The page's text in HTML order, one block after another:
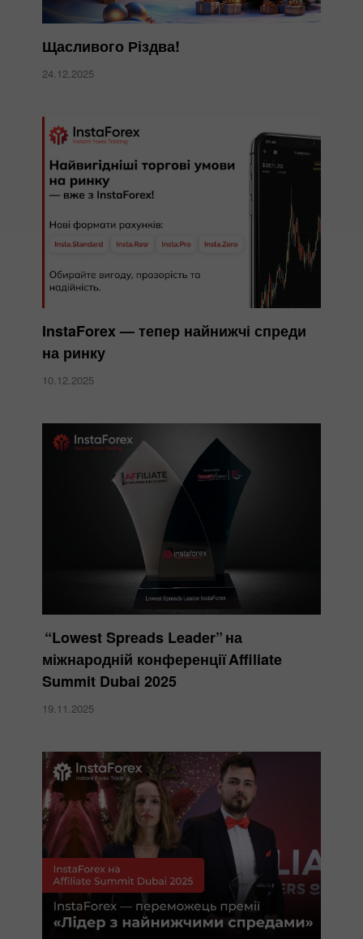
Щасливого Різдва!
24.12.2025
InstaForex — тепер найнижчі спреди
на ринку
10.12.2025
“Lowest Spreads Leader” на
міжнародній конференції Affiliate
Summit Dubai 2025
19.11.2025